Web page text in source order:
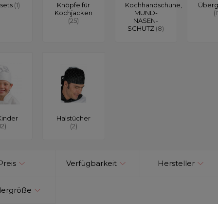
(1)
Knöpfe für
Kochjacken
(25)
Kochhandschuhe,
MUND-
NASEN-
SCHUTZ (8)
Halstücher
(2)
Verfügbarkeit Hersteller